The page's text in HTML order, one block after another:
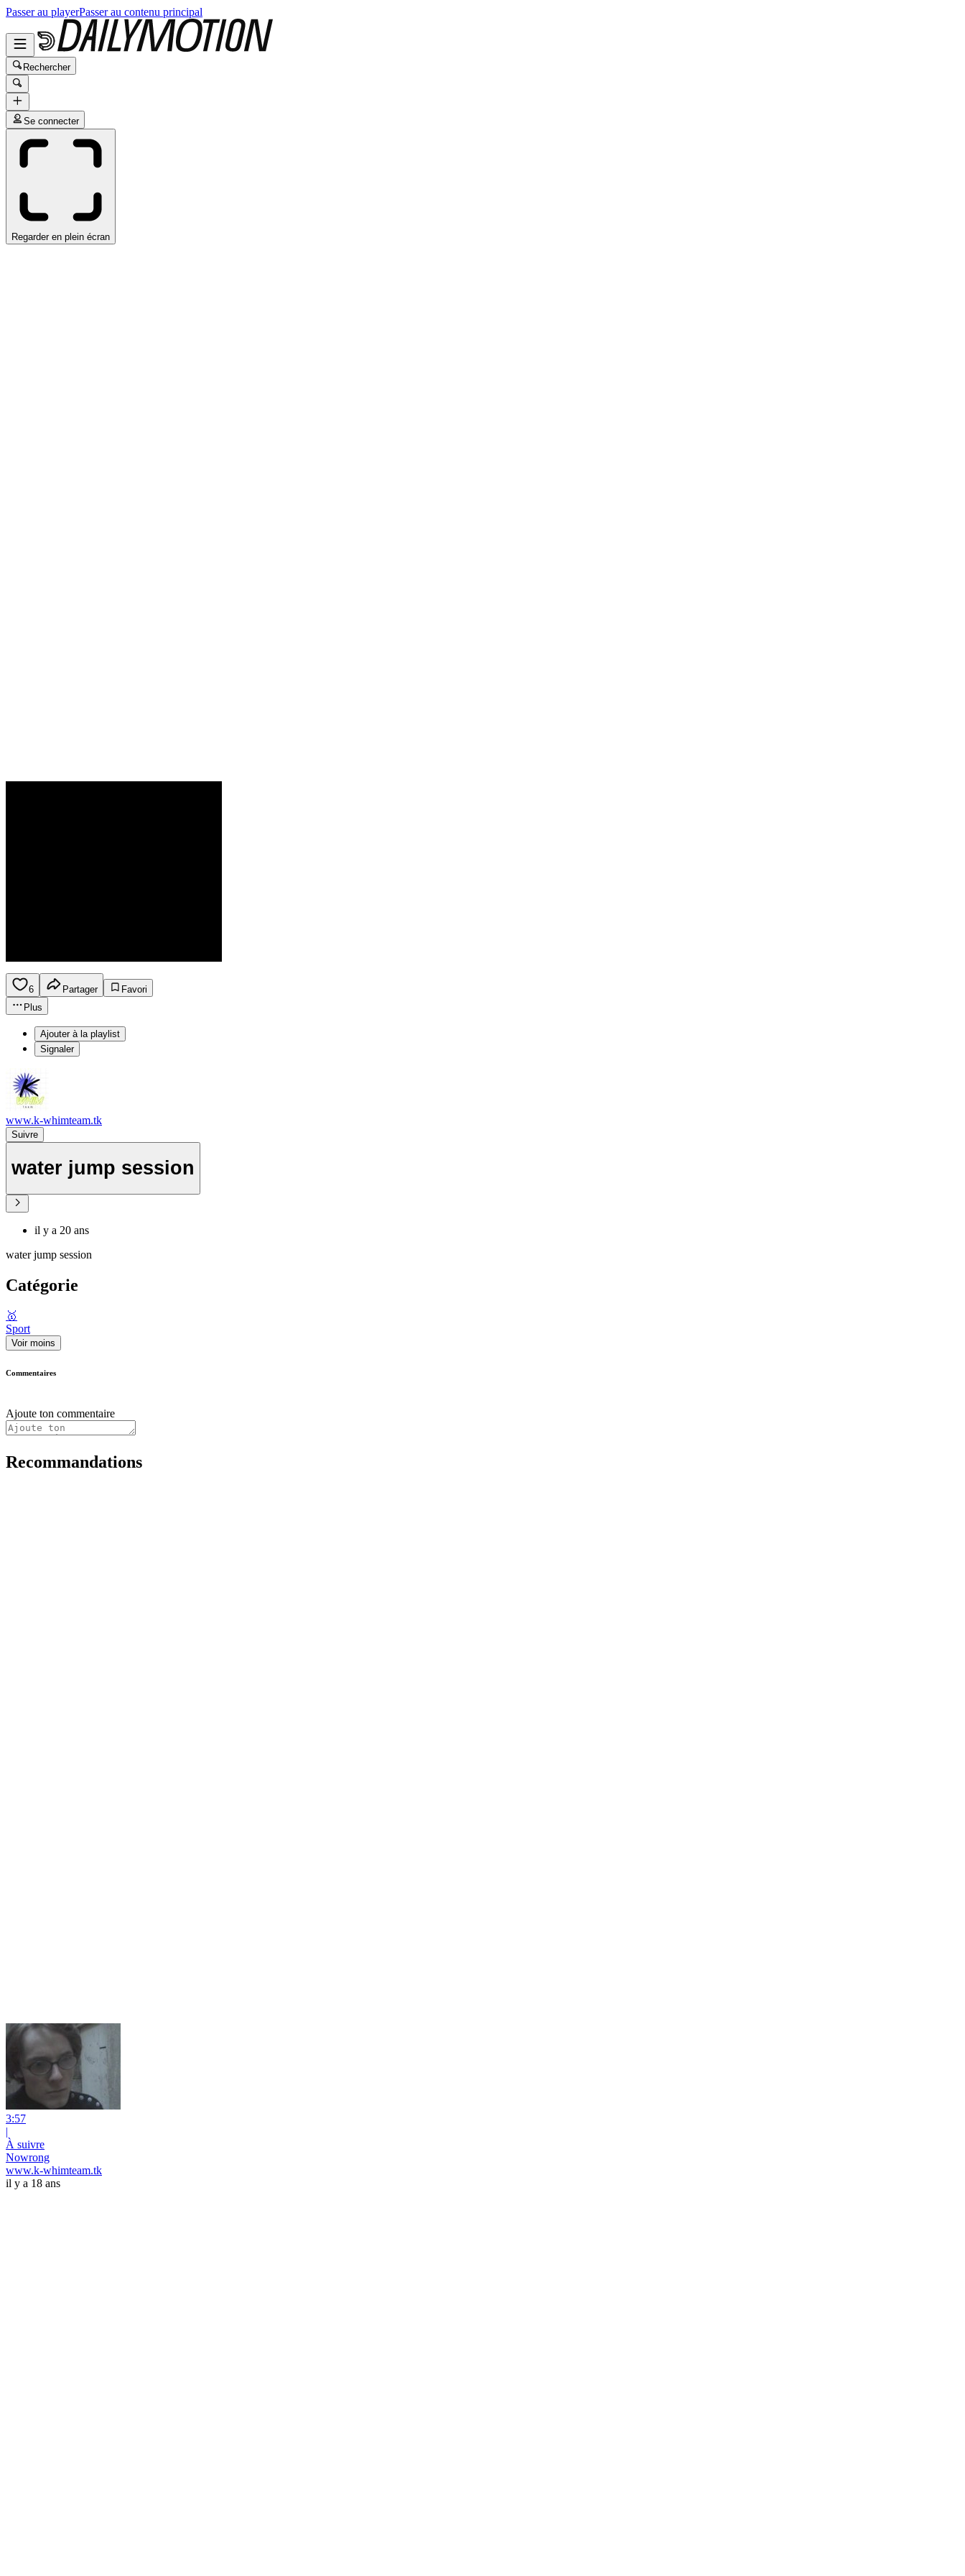
Passer au playerPasser au contenu principal
Rechercher
Se connecter
Regarder en plein écran
6 Partager
Favori
Plus
Ajouter à la playlist
Signaler
www.k-whimteam.tk
Suivre
water jump session
il y a 20 ans
water jump session
Catégorie
🥇
Sport
Voir moins
Commentaires
Ajoute ton commentaire
Recommandations
3:57
|
À suivre
Nowrong
www.k-whimteam.tk
il y a 18 ans